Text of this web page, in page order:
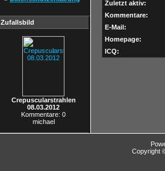
Zufallsbild
Crepuscularstrahlen
08.03.2012
Kommentare: 0
michael
Zuletzt aktiv:
Kommentare:
E-Mail:
Homepage:
ICQ:
Copyright